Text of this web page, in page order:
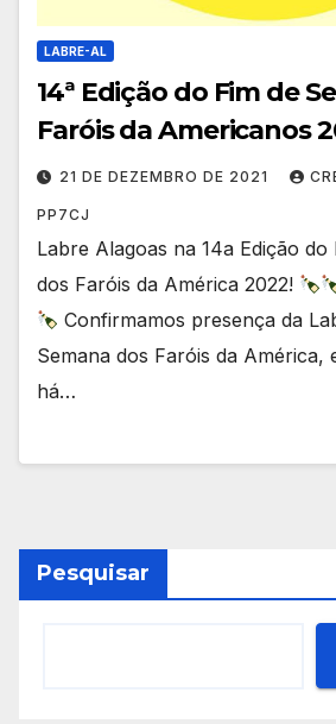
LABRE-AL
14ª Edição do Fim de
Faróis da Americanos
21 DE DEZEMBRO DE 2021
PP7CJ
Labre Alagoas na 14a Edição do
dos Faróis da América 2022!
Confirmamos presença da
Semana dos Faróis da América,
há…
Pesquisar